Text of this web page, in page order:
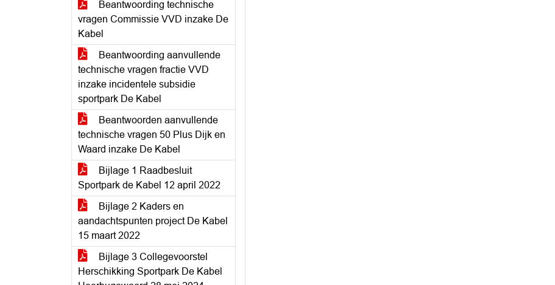
Beantwoording technische
vragen Commissie VVD inzake De
Kabel
Beantwoording aanvullende
technische vragen fractie VVD
inzake incidentele subsidie
sportpark De Kabel
Beantwoorden aanvullende
technische vragen 50 Plus Dijk en
Waard inzake De Kabel
Bijlage 1 Raadbesluit
Sportpark de Kabel 12 april 2022
Bijlage 2 Kaders en
aandachtspunten project De Kabel
15 maart 2022
Bijlage 3 Collegevoorstel
Herschikking Sportpark De Kabel